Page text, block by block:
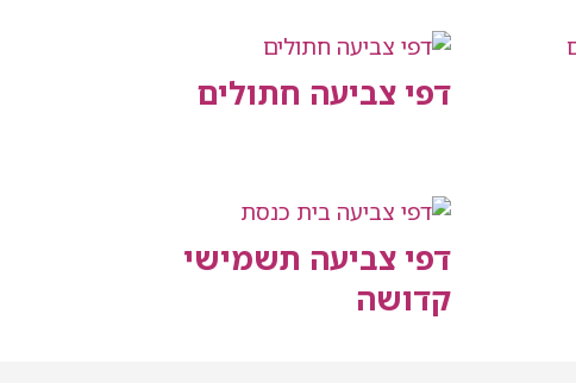
דפי צביעה חתולים
דפי צביעה תשמישי
קדושה